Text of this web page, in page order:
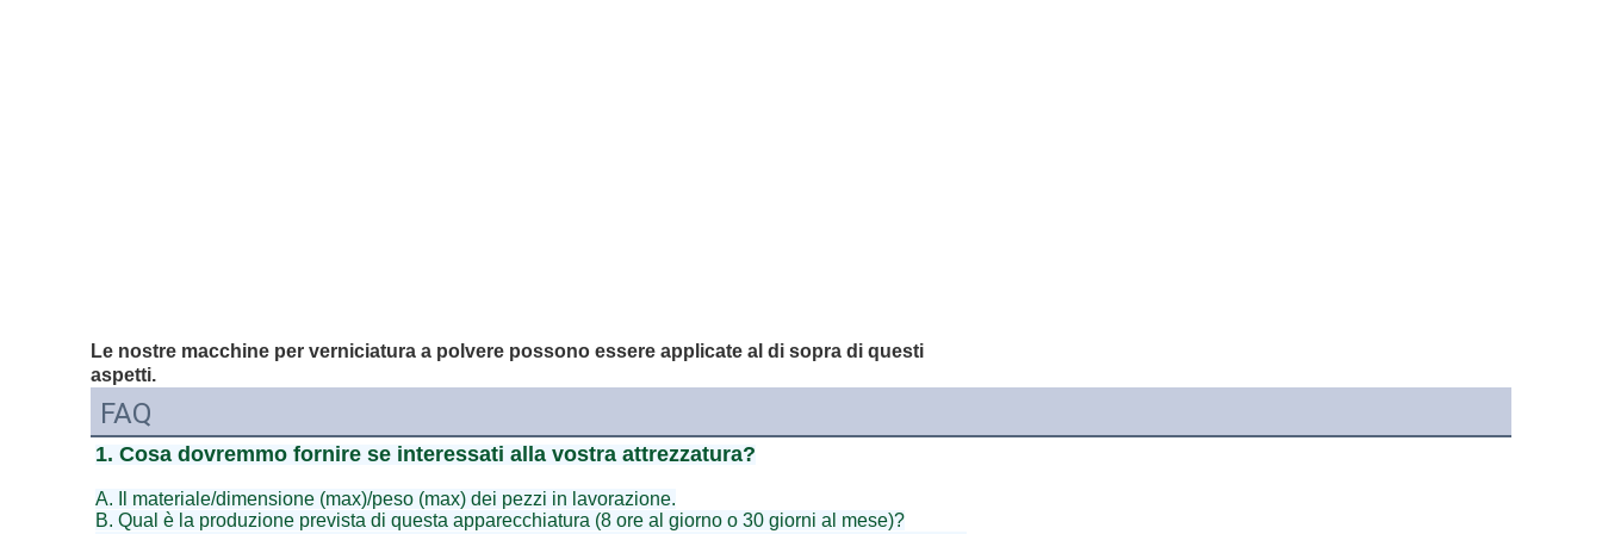
Le nostre macchine per verniciatura a polvere possono essere applicate al di sopra di questi
aspetti.
FAQ
1. Cosa dovremmo fornire se interessati alla vostra attrezzatura?
A. Il materiale/dimensione (max)/peso (max) dei pezzi in lavorazione.
B. Qual è la produzione prevista di questa apparecchiatura (8 ore al giorno o 30 giorni al mese)?